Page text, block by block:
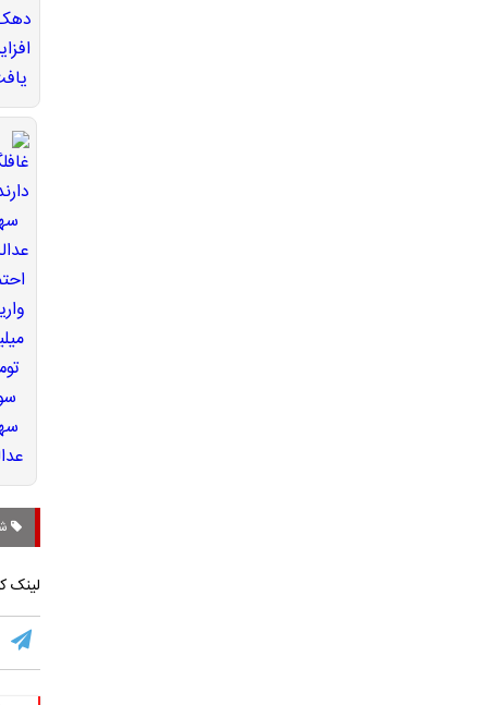
لینک